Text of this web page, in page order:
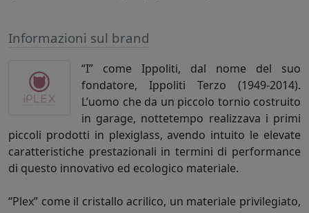
Informazioni sul brand
“I” come Ippoliti, dal nome del suo
fondatore, Ippoliti Terzo (1949-2014).
L’uomo che da un piccolo tornio costruito
in garage, nottetempo realizzava i primi
piccoli prodotti in plexiglass, avendo intuito le elevate
caratteristiche prestazionali in termini di performance
di questo innovativo ed ecologico materiale.
“Plex” come il cristallo acrilico, un materiale privilegiato,